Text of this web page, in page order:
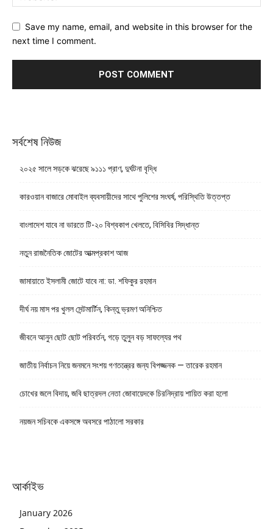
Save my name, email, and website in this browser for the
next time I comment.
সর্বশেষ নিউজ
২০২৫ সালে সড়কে ঝরেছে ৯১১১ প্রাণ, দুর্ঘটনা বৃদ্ধি
কারওয়ান বাজারে মোবাইল ব্যবসায়ীদের সাথে পুলিশের সংঘর্ষ, পরিস্থিতি উত্তপ্ত
বাংলাদেশ যাবে না ভারতে টি-২০ বিশ্বকাপ খেলতে, বিসিবির সিদ্ধান্ত
নতুন রাজনৈতিক জোটের আত্মপ্রকাশ আজ
জামায়াতে ইসলামী জোটে যাবে না: ডা. শফিকুর রহমান
দীর্ঘ নয় মাস পর খুলল সেন্টমার্টিন, কিন্তু ভ্রমণ অনিশ্চিত
জীবনে আনুন ছোট ছোট পরিবর্তন, গড়ে তুলুন বড় সাফল্যের পথ
জাতীয় নির্বাচন নিয়ে জনমনে সংশয় গণতন্ত্রের জন্য বিপজ্জনক — তারেক রহমান
চোখের জলে বিদায়, জবি ছাত্রদল নেতা জোবায়েদকে চিরনিদ্রায় শায়িত করা হলো
নয়জন সচিবকে একসঙ্গে অবসরে পাঠালো সরকার
আর্কাইভ
January 2026